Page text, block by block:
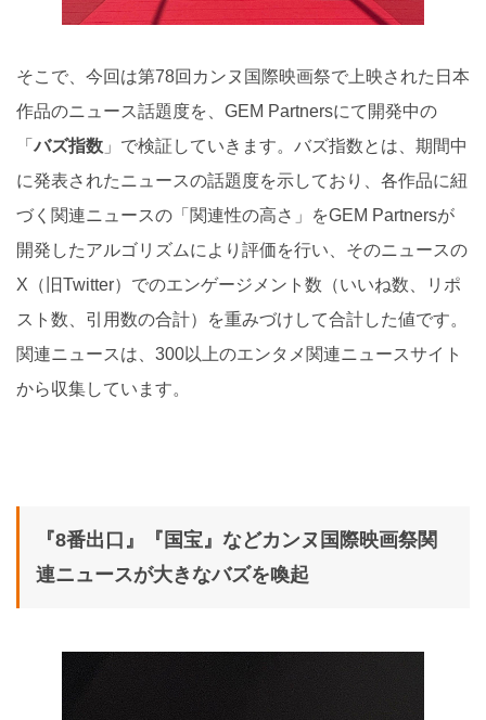
そこで、今回は第78回カンヌ国際映画祭で上映された日本
作品のニュース話題度を、GEM Partnersにて開発中の
「 バズ指数 」で検証していきます。バズ指数とは、期間中
に発表されたニュースの話題度を示しており、各作品に紐
づく関連ニュースの「関連性の高さ」をGEM Partnersが
開発したアルゴリズムにより評価を行い、そのニュースの
X（旧Twitter）でのエンゲージメント数（いいね数、リポ
スト数、引用数の合計）を重みづけして合計した値です。
関連ニュースは、300以上のエンタメ関連ニュースサイト
から収集しています。
『8番出口』『国宝』などカンヌ国際映画祭関
連ニュースが大きなバズを喚起